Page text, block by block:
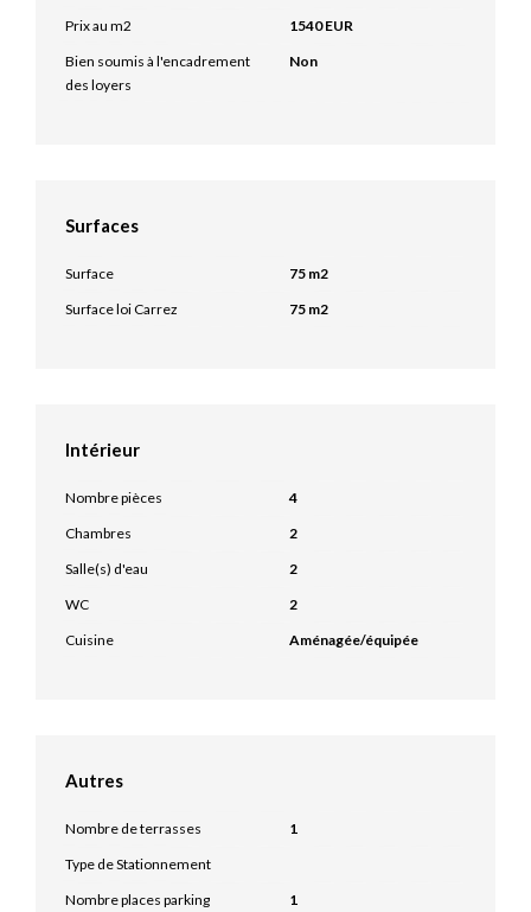
Prix au m2
1540 EUR
Bien soumis à l'encadrement
des loyers
Non
Surfaces
Surface
75 m2
Surface loi Carrez
75 m2
Intérieur
Nombre pièces
4
Chambres
2
Salle(s) d'eau
2
WC
2
Cuisine
Aménagée/équipée
Autres
Nombre de terrasses
1
Type de Stationnement
Nombre places parking
1